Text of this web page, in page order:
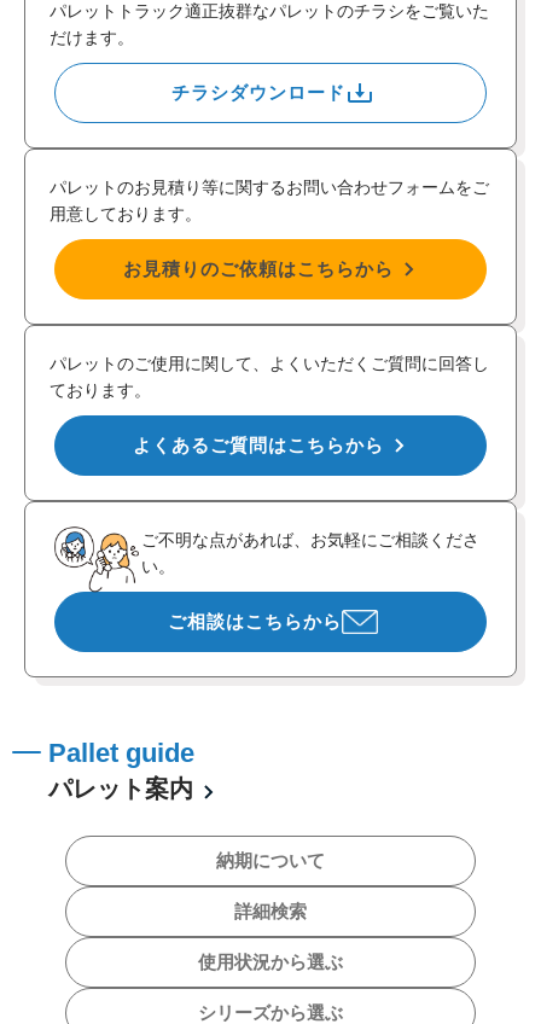
パレットトラック適正抜群なパレットのチラシをご覧いた
だけます。
チラシダウンロード
パレットのお見積り等に関するお問い合わせフォームをご
用意しております。
お見積りのご依頼はこちらから
パレットのご使用に関して、よくいただくご質問に回答し
ております。
よくあるご質問はこちらから
ご不明な点があれば、お気軽にご相談くださ
い。
ご相談はこちらから
Pallet guide
パレット案内
納期について
詳細検索
使用状況から選ぶ
シリーズから選ぶ